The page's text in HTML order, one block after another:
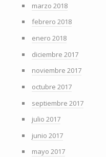
marzo 2018
febrero 2018
enero 2018
diciembre 2017
noviembre 2017
octubre 2017
septiembre 2017
julio 2017
junio 2017
mayo 2017